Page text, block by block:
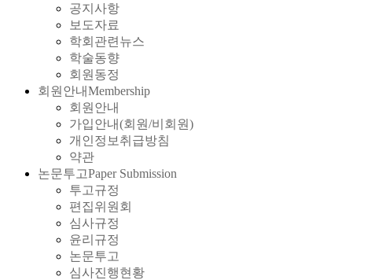
공지사항
보도자료
학회관련뉴스
학술동향
회원동정
회원안내Membership
회원안내
가입안내(회원/비회원)
개인정보취급방침
약관
논문투고Paper Submission
투고규정
편집위원회
심사규정
윤리규정
논문투고
심사진행현황